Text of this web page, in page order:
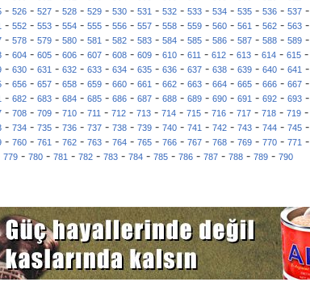
- 526- 527- 528- 529- 530- 531- 532- 533- 534- 535- 536- 537-
- 552- 553- 554- 555- 556- 557- 558- 559- 560- 561- 562- 563-
- 578- 579- 580- 581- 582- 583- 584- 585- 586- 587- 588- 589-
- 604 - 605 - 606 - 607 - 608 - 609 - 610 - 611 - 612 - 613 - 614 - 615 -
- 630- 631- 632- 633- 634- 635- 636- 637- 638- 639- 640- 641-
- 656- 657- 658- 659- 660- 661- 662- 663- 664- 665- 666- 667-
- 682- 683- 684- 685- 686- 687- 688- 689- 690- 691- 692- 693-
- 708 - 709 - 710 - 711 - 712 - 713 - 714 - 715 - 716 - 717 - 718 - 719 -
- 734- 735- 736- 737- 738- 739- 740- 741- 742- 743- 744- 745-
- 760- 761- 762- 763- 764- 765- 766- 767- 768- 769- 770- 771-
779- 780- 781- 782- 783- 784- 785- 786- 787- 788- 789- 790